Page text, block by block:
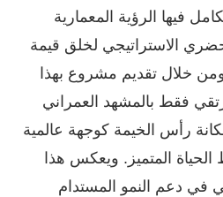
فيها الرؤية المعمارية
الاستراتيجي لخلق قيمة
خلال تقديم مشروع بهذا
فقط بالمشهد العمراني
رأس الخيمة كوجهة عالمية
الحياة المتميز. ويعكس هذا
في دعم النمو المستدام